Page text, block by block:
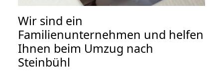
Wir sind ein
Familienunternehmen und helfen
Ihnen beim Umzug nach
Steinbühl